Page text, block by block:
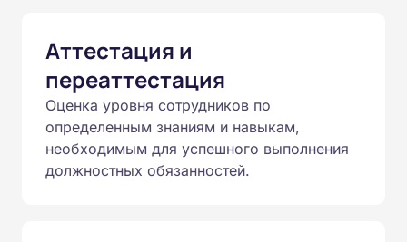
Аттестация и
переаттестация
Оценка уровня сотрудников по
определенным знаниям и навыкам,
необходимым для успешного выполнения
должностных обязанностей.